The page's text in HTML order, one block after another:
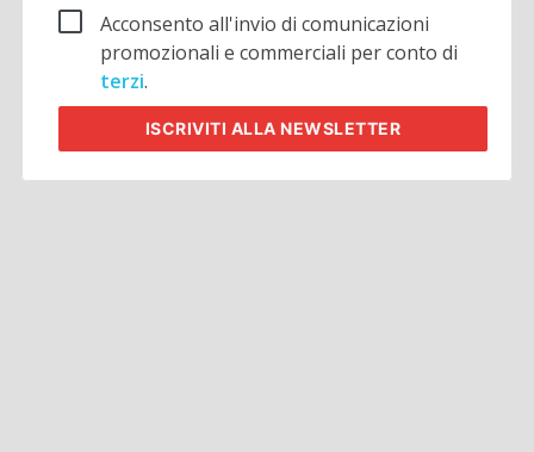
Acconsento all'invio di comunicazioni
promozionali e commerciali per conto di
terzi.
ISCRIVITI ALLA NEWSLETTER